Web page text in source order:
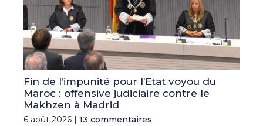
Fin de l’impunité pour l’Etat voyou du
Maroc : offensive judiciaire contre le
Makhzen à Madrid
6 août 2026 | 13 commentaires